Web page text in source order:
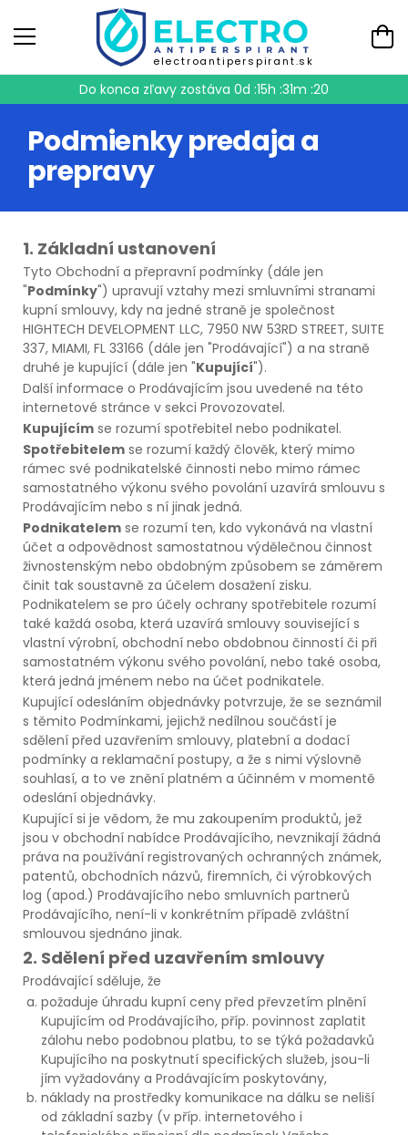
electroantiperspirant.sk
Do konca zľavy zostáva0d :15h :31m :19
Podmienky predaja a
prepravy
1. Základní ustanovení
Tyto Obchodní a přepravní podmínky (dále jen
"Podmínky") upravují vztahy mezi smluvními stranami
kupní smlouvy, kdy na jedné straně je společnost
HIGHTECH DEVELOPMENT LLC, 7950 NW 53RD STREET, SUITE
337, MIAMI, FL 33166 (dále jen "Prodávající") a na straně
druhé je kupující (dále jen "Kupující").
Další informace o Prodávajícím jsou uvedené na této
internetové stránce v sekci Provozovatel.
Kupujícím se rozumí spotřebitel nebo podnikatel.
Spotřebitelem se rozumí každý člověk, který mimo
rámec své podnikatelské činnosti nebo mimo rámec
samostatného výkonu svého povolání uzavírá smlouvu s
Prodávajícím nebo s ní jinak jedná.
Podnikatelem se rozumí ten, kdo vykonává na vlastní
účet a odpovědnost samostatnou výdělečnou činnost
živnostenským nebo obdobným způsobem se záměrem
činit tak soustavně za účelem dosažení zisku.
Podnikatelem se pro účely ochrany spotřebitele rozumí
také každá osoba, která uzavírá smlouvy související s
vlastní výrobní, obchodní nebo obdobnou činností či při
samostatném výkonu svého povolání, nebo také osoba,
která jedná jménem nebo na účet podnikatele.
Kupující odesláním objednávky potvrzuje, že se seznámil
s těmito Podmínkami, jejichž nedílnou součástí je
sdělení před uzavřením smlouvy, platební a dodací
podmínky a reklamační postupy, a že s nimi výslovně
souhlasí, a to ve znění platném a účinném v momentě
odeslání objednávky.
Kupující si je vědom, že mu zakoupením produktů, jež
jsou v obchodní nabídce Prodávajícího, nevznikají žádná
práva na používání registrovaných ochranných známek,
patentů, obchodních názvů, firemních, či výrobkových
log (apod.) Prodávajícího nebo smluvních partnerů
Prodávajícího, není-li v konkrétním případě zvláštní
smlouvou sjednáno jinak.
2. Sdělení před uzavřením smlouvy
Prodávající sděluje, že
požaduje úhradu kupní ceny před převzetím plnění
Kupujícím od Prodávajícího, příp. povinnost zaplatit
zálohu nebo podobnou platbu, to se týká požadavků
Kupujícího na poskytnutí specifických služeb, jsou-li
jím vyžadovány a Prodávajícím poskytovány,
náklady na prostředky komunikace na dálku se neliší
od základní sazby (v příp. internetového i